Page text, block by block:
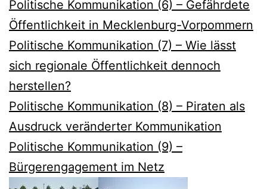
Politische Kommunikation (6) – Gefährdete
Öffentlichkeit in Mecklenburg-Vorpommern
Politische Kommunikation (7) – Wie lässt
sich regionale Öffentlichkeit dennoch
herstellen?
Politische Kommunikation (8) – Piraten als
Ausdruck veränderter Kommunikation
Politische Kommunikation (9) –
Bürgerengagement im Netz